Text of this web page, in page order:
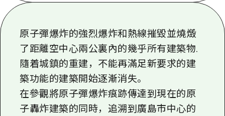
美食·酒水
騎自行車
購物
運動
夜晚生活
廣島市內
安芸
答對了
美北
安芸
答對了
美北
藝北
即時訊息
有用的信息
列表
存取
HOME
原子彈爆炸的強烈爆炸和熱線摧毀並燒燬
了距離空中心兩公裏內的幾乎所有建築物.
隨着城鎮的重建，不能再滿足新要求的建
築功能的建築開始逐漸消失。
在參觀將原子彈爆炸痕跡傳達到現在的原
子轟炸建築的同時，追溯到廣島市中心的